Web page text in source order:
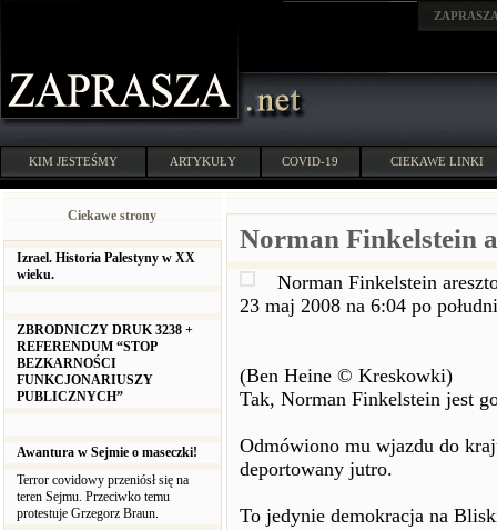
KIM JESTEŚMY ARTYKUŁY COVID-19 CIEKAWE LINKI
Ciekawe strony
Izrael. Historia Palestyny w XX
wieku.
ZBRODNICZY DRUK 3238 +
REFERENDUM “STOP
BEZKARNOŚCI
FUNKCJONARIUSZY
PUBLICZNYCH”
Awantura w Sejmie o maseczki!
Terror covidowy przeniósł się na
teren Sejmu. Przeciwko temu
protestuje Grzegorz Braun.
Norman Finkelstein
Norman Finkelstein
23 maj 2008 na 6:04 po
(Ben Heine © Kreskowki)
Tak, Norman Finkelstein jest
Odmówiono mu wjazdu do
deportowany jutro.
To jedynie demokracja na